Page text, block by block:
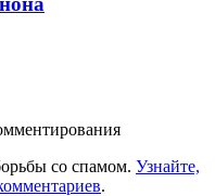
со спамом. Узнайте,
.